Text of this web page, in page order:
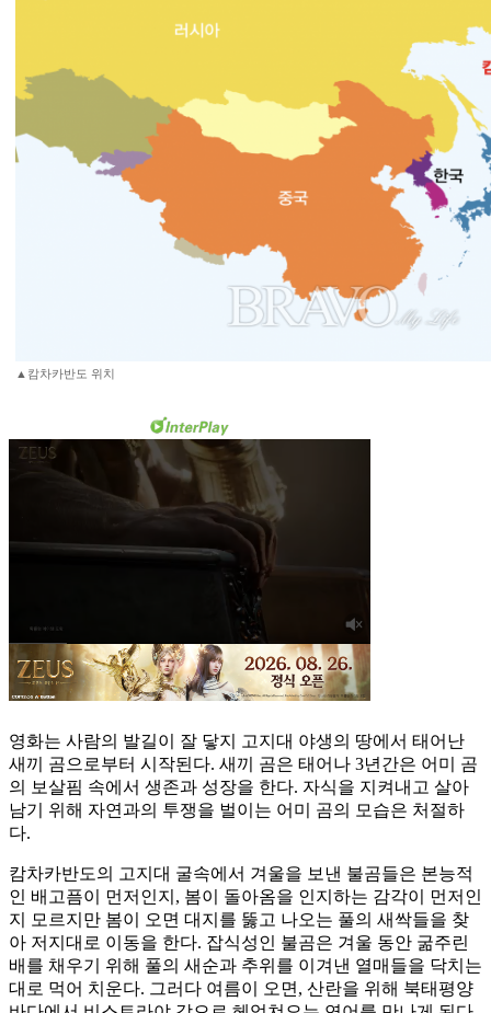
▲캄차카반도 위치
영화는 사람의 발길이 잘 닿지 고지대 야생의 땅에서 태어난
새끼 곰으로부터 시작된다. 새끼 곰은 태어나 3년간은 어미 곰
의 보살핌 속에서 생존과 성장을 한다. 자식을 지켜내고 살아
남기 위해 자연과의 투쟁을 벌이는 어미 곰의 모습은 처절하
다.
캄차카반도의 고지대 굴속에서 겨울을 보낸 불곰들은 본능적
인 배고픔이 먼저인지, 봄이 돌아옴을 인지하는 감각이 먼저인
지 모르지만 봄이 오면 대지를 뚫고 나오는 풀의 새싹들을 찾
아 저지대로 이동을 한다. 잡식성인 불곰은 겨울 동안 굶주린
배를 채우기 위해 풀의 새순과 추위를 이겨낸 열매들을 닥치는
대로 먹어 치운다. 그러다 여름이 오면, 산란을 위해 북태평양